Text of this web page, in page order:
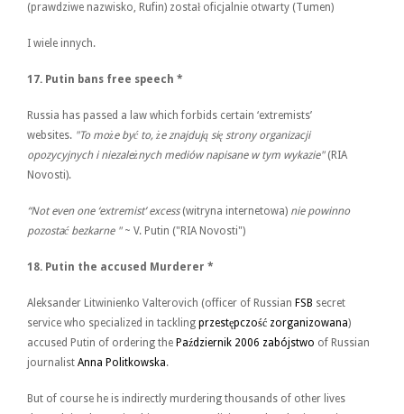
(prawdziwe nazwisko, Rufin) został oficjalnie otwarty (Tumen)
I wiele innych.
17. Putin bans free speech *
Russia has passed a law which forbids certain ‘extremists’
websites. "To może być to, że znajdują się strony organizacji
opozycyjnych i niezależnych mediów napisane w tym wykazie"(RIA
Novosti).
“Not even one ‘extremist’ excess (witryna internetowa) nie powinno
pozostać bezkarne "~ V. Putin ("RIA Novosti")
18. Putin the accused Murderer *
Aleksander Litwinienko Valterovich (officer of Russian FSB secret
service who specialized in tackling przestępczość zorganizowana)
accused Putin of ordering the Październik 2006 zabójstwo of Russian
journalist Anna Politkowska.
But of course he is indirectly murdering thousands of other lives